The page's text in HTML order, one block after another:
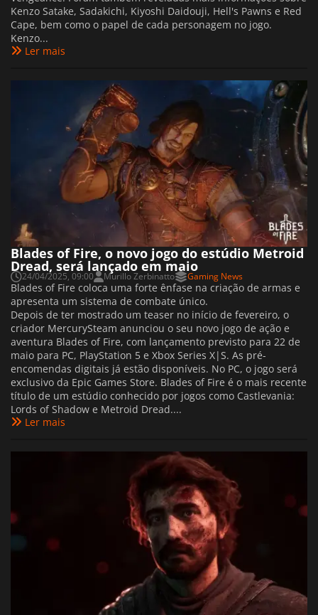
Kenzo Satake, Sadakichi, Kiyoshi Daidouji, Hell's Pawns e Red
Cape, bem como o papel de cada personagem no jogo.
Kenzo...
Ler mais
Blades of Fire, o novo jogo do estúdio Metroid
Dread, será lançado em maio
24/04/2025, 09:00 Murillo Zerbinatto Gaming News
Blades of Fire coloca uma forte ênfase na criação de armas e
apresenta um sistema de combate único.
Depois de ter mostrado um teaser no início de fevereiro, o
criador MercurySteam anunciou o seu novo jogo de ação e
aventura Blades of Fire, com lançamento previsto para 22 de
maio para PC, PlayStation 5 e Xbox Series X|S. As pré-
encomendas digitais já estão disponíveis. No PC, o jogo será
exclusivo da Epic Games Store. Blades of Fire é o mais recente
título de um estúdio conhecido por jogos como Castlevania:
Lords of Shadow e Metroid Dread....
Ler mais